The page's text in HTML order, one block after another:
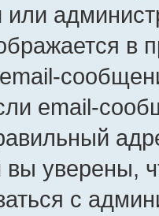
или
в
email-
уверены,
с